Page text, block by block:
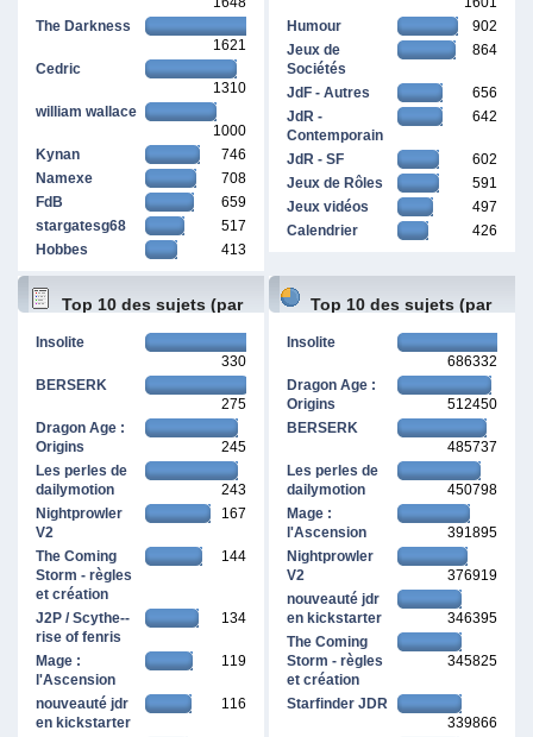
The Darkness
1621
Cedric
1310
william wallace
1000
Kynan
746
Namexe
708
FdB
659
stargatesg68
517
Hobbes
413
Humour
902
Jeux de
Sociétés
864
JdF - Autres
656
JdR -
Contemporain
642
JdR - SF
602
Jeux de Rôles
591
Jeux vidéos
497
Calendrier
426
Top 10 des sujets (par
Insolite
330
BERSERK
275
Dragon Age :
Origins
245
Les perles de
dailymotion
243
Nightprowler
V2
167
The Coming
Storm - règles
et création
144
J2P / Scythe--
rise of fenris
134
Mage :
l'Ascension
119
nouveauté jdr
en kickstarter
116
Top 10 des sujets (par
Insolite
686332
Dragon Age :
Origins
512450
BERSERK
485737
Les perles de
dailymotion
450798
Mage :
l'Ascension
391895
Nightprowler
V2
376919
nouveauté jdr
en kickstarter
346395
The Coming
Storm - règles
et création
345825
Starfinder JDR
339866